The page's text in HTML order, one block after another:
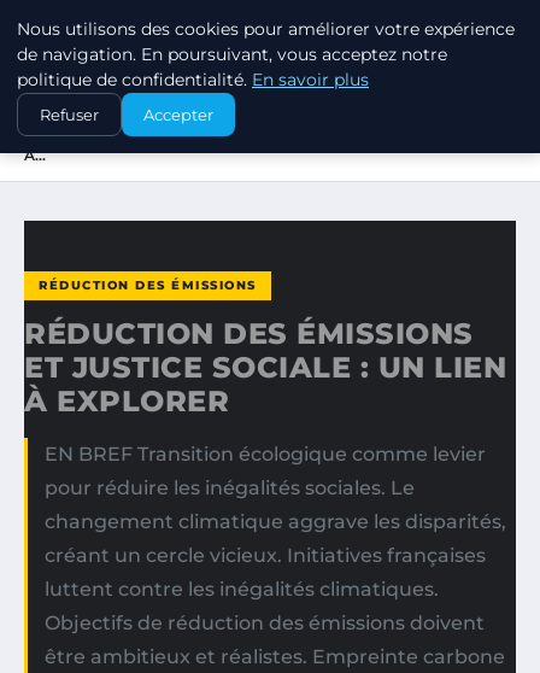
EXXON CLIMATE FOOTPRINT
ACCUEIL
RÉDUCTION DES ÉMISSIONS
RÉDUCTION DES ÉMISSIONS ET JUSTICE SOCIALE : UN LIEN
À…
RÉDUCTION DES ÉMISSIONS
RÉDUCTION DES ÉMISSIONS
ET JUSTICE SOCIALE : UN LIEN
À EXPLORER
EN BREF Transition écologique comme levier
pour réduire les inégalités sociales. Le
changement climatique aggrave les disparités,
créant un cercle vicieux. Initiatives françaises
luttent contre les inégalités climatiques.
Objectifs de réduction des émissions doivent
être ambitieux et réalistes. Empreinte carbone
Nous utilisons des cookies pour améliorer votre expérience
de navigation. En poursuivant, vous acceptez notre
politique de confidentialité. En savoir plus
Refuser Accepter